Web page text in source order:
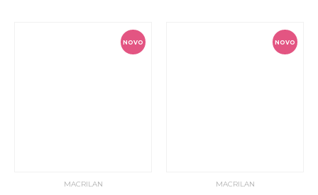
NOVO
MACRILAN
NOVO
MACRILAN